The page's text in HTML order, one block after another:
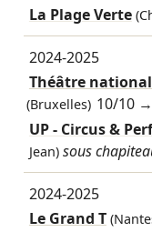
La Plage Verte
2024-2025
Théâtre
(Bruxelles) 10/10
UP - Circus &
Jean) sous
2024-2025
Le Grand T